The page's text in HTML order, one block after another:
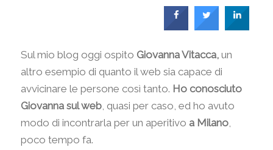
Sul mio blog oggi ospito Giovanna Vitacca,un
altro esempio di quanto il web sia capace di
avvicinare le persone così tanto. Ho conosciuto
Giovanna sul web, quasi per caso, ed ho avuto
modo di incontrarla per un aperitivo a Milano,
poco tempo fa.